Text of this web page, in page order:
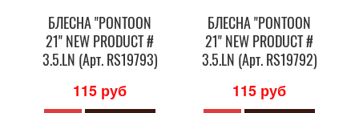
БЛЕСНА "PONTOON
21" NEW PRODUCT #
3.5.LN (Арт. RS19793)
115 руб
БЛЕСНА "PONTOON
21" NEW PRODUCT #
3.5.LN (Арт. RS19792)
115 руб